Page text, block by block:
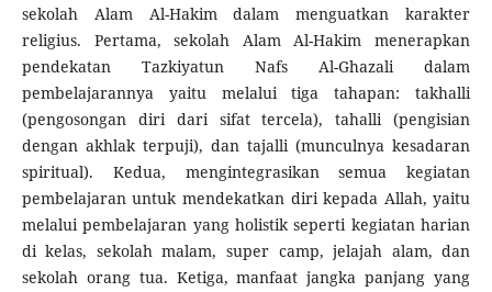
sekolah Alam Al-Hakim dalam menguatkan karakter
religius. Pertama, sekolah Alam Al-Hakim menerapkan
pendekatan Tazkiyatun Nafs Al-Ghazali dalam
pembelajarannya yaitu melalui tiga tahapan: takhalli
(pengosongan diri dari sifat tercela), tahalli (pengisian
dengan akhlak terpuji), dan tajalli (munculnya kesadaran
spiritual). Kedua, mengintegrasikan semua kegiatan
pembelajaran untuk mendekatkan diri kepada Allah, yaitu
melalui pembelajaran yang holistik seperti kegiatan harian
di kelas, sekolah malam, super camp, jelajah alam, dan
sekolah orang tua. Ketiga, manfaat jangka panjang yang